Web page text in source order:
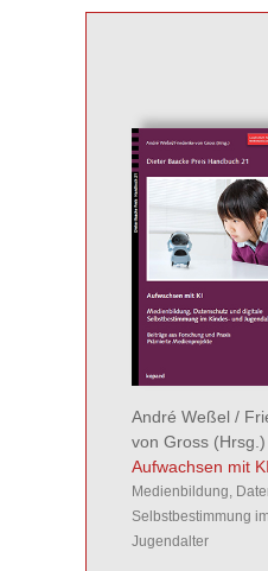
André Weßel /
von Gross(Hrsg.)
Aufwachsen mit KI
Medienbildung,
Selbstbestimmung
Jugendalter